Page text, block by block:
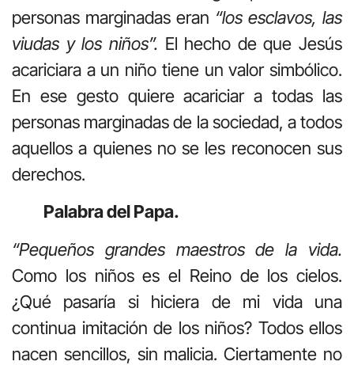
personas marginadas eran “los esclavos, las
viudas y los niños”. El hecho de que Jesús
acariciara a un niño tiene un valor simbólico.
En ese gesto quiere acariciar a todas las
personas marginadas de la sociedad, a todos
aquellos a quienes no se les reconocen sus
derechos.
Palabra del Papa.
“Pequeños grandes maestros de la vida.
Como los niños es el Reino de los cielos.
¿Qué pasaría si hiciera de mi vida una
continua imitación de los niños? Todos ellos
nacen sencillos, sin malicia. Ciertamente no